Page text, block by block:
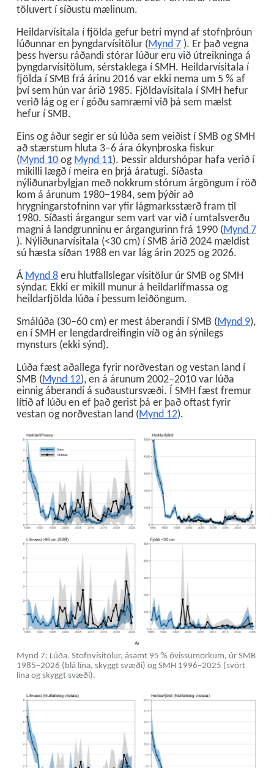
töluvert í síðustu mælinum.
Heildarvísitala í fjölda gefur betri mynd af stofnþróun
lúðunnar en þyngdarvísitölur (Mynd 7 ). Er það vegna
þess hversu ráðandi stórar lúður eru við útreikninga á
þyngdarvísitölum, sérstaklega í SMH. Heildarvísitala í
fjölda í SMB frá árinu 2016 var ekki nema um 5 % af
því sem hún var árið 1985. Fjöldavísitala í SMH hefur
verið lág og er í góðu samræmi við þá sem mælst
hefur í SMB.
Eins og áður segir er sú lúða sem veiðist í SMB og SMH
að stærstum hluta 3–6 ára ókynþroska fiskur
(Mynd 10 og Mynd 11). Þessir aldurshópar hafa verið í
mikilli lægð í meira en þrjá áratugi. Síðasta
nýliðunarbylgjan með nokkrum stórum árgöngum í röð
kom á árunum 1980–1984, sem þýðir að
hrygningarstofninn var yfir lágmarksstærð fram til
1980. Síðasti árgangur sem vart var við í umtalsverðu
magni á landgrunninu er árgangurinn frá 1990 (Mynd 7
). Nýliðunarvísitala (<30 cm) í SMB árið 2024 mældist
sú hæsta síðan 1988 en var lág árin 2025 og 2026.
Á Mynd 8 eru hlutfallslegar vísitölur úr SMB og SMH
sýndar. Ekki er mikill munur á heildarlífmassa og
heildarfjölda lúða í þessum leiðöngum.
Smálúða (30–60 cm) er mest áberandi í SMB (Mynd 9),
en í SMH er lengdardreifingin víð og án sýnilegs
mynsturs (ekki sýnd).
Lúða fæst aðallega fyrir norðvestan og vestan land í
SMB (Mynd 12), en á árunum 2002–2010 var lúða
einnig áberandi á suðaustursvæði. Í SMH fæst fremur
lítið af lúðu en ef það gerist þá er það oftast fyrir
vestan og norðvestan land (Mynd 12).
Mynd 7: Lúða. Stofnvísitölur, ásamt 95 % óvissumörkum, úr SMB
1985–2026 (blá lína, skyggt svæði) og SMH 1996–2025 (svört
lína og skyggt svæði).